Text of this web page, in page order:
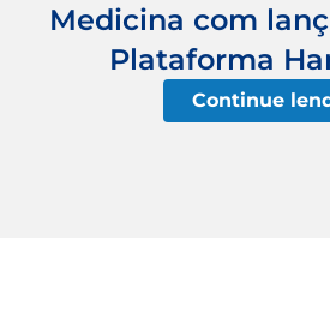
Medicina com
Plataforma
Continue